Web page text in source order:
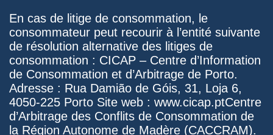
En cas de litige de consommation, le
consommateur peut recourir à l’entité suivante
de résolution alternative des litiges de
consommation : CICAP – Centre d’Information
de Consommation et d’Arbitrage de Porto.
Adresse : Rua Damião de Góis, 31, Loja 6,
4050-225 Porto Site web : www.cicap.ptCentre
d’Arbitrage des Conflits de Consommation de
la Région Autonome de Madère (CACCRAM).